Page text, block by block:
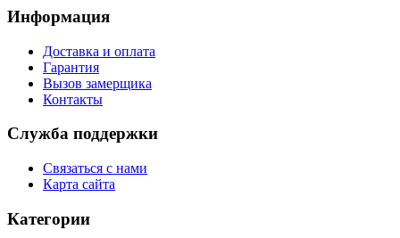
Информация
Доставка и оплата
Гарантия
Вызов замерщика
Контакты
Служба поддержки
Связаться с нами
Карта сайта
Категории